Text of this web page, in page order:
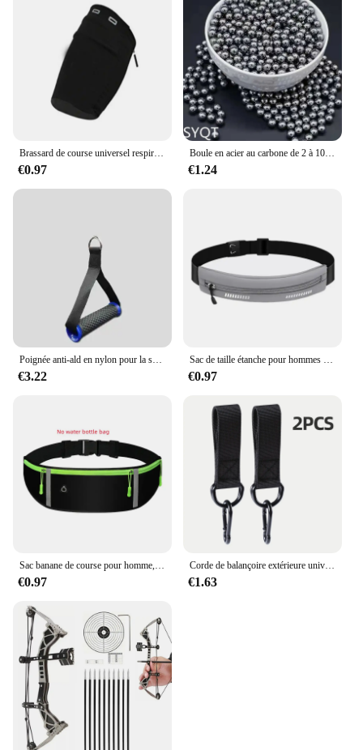
€0.97
Boule en acier au carbone de 2 à 10mm, pour la chasse en plein air, les tirs à la catapulte sont forts, accessoires de chasse
€1.24
€3.22 €0.97
Sac banane de course pour homme, sac banane de sport, sac à dos d'hydratation d'eau, sac de téléphone, accessoires de course
€0.97
Corde de balançoire extérieure universelle, accessoire de partenaires, balançoire d'arbre, équipement de fitness, anneau à crochet, ceinture de face
€1.63